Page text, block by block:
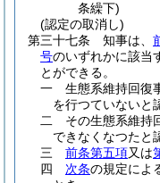
条繰下)
(認定の取消し)
第三十七条
知事は、
号のいずれかに該当
とができる。
一
生態系維持回復
を行つていないと
二
その生態系維持
できなくなつたと
三
前条第五項又は
四
次条の規定によ